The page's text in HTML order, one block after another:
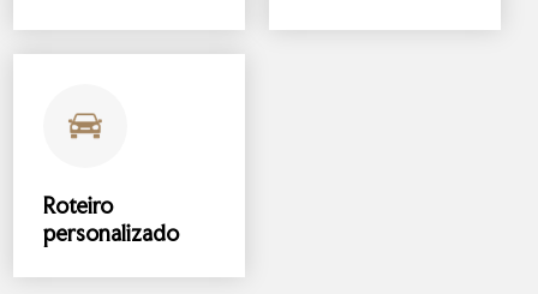
Roteiro
personalizado